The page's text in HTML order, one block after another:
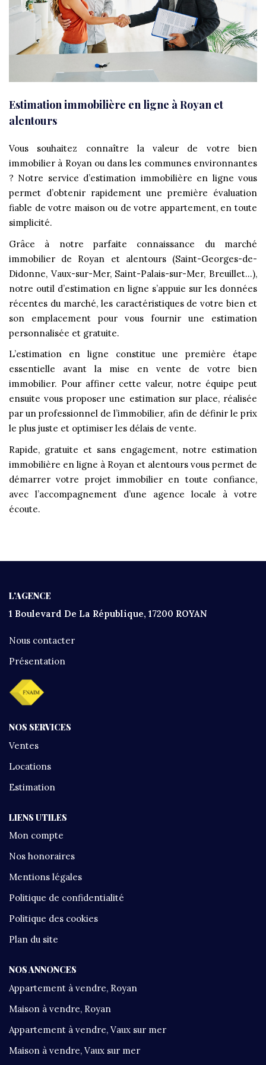
Estimation immobilière en ligne à Royan et
alentours
Vous souhaitez connaître la valeur de votre bien
immobilier à Royan ou dans les communes environnantes
? Notre service d’estimation immobilière en ligne vous
permet d’obtenir rapidement une première évaluation
fiable de votre maison ou de votre appartement, en toute
simplicité.
Grâce à notre parfaite connaissance du marché
immobilier de Royan et alentours (Saint-Georges-de-
Didonne, Vaux-sur-Mer, Saint-Palais-sur-Mer, Breuillet…),
notre outil d’estimation en ligne s’appuie sur les données
récentes du marché, les caractéristiques de votre bien et
son emplacement pour vous fournir une estimation
personnalisée et gratuite.
L’estimation en ligne constitue une première étape
essentielle avant la mise en vente de votre bien
immobilier. Pour affiner cette valeur, notre équipe peut
ensuite vous proposer une estimation sur place, réalisée
par un professionnel de l’immobilier, afin de définir le prix
le plus juste et optimiser les délais de vente.
Rapide, gratuite et sans engagement, notre estimation
immobilière en ligne à Royan et alentours vous permet de
démarrer votre projet immobilier en toute confiance,
avec l’accompagnement d’une agence locale à votre
écoute.
L'AGENCE
1 Boulevard De La République, 17200 ROYAN
Nous contacter
Présentation
NOS SERVICES
Ventes
Locations
Estimation
LIENS UTILES
Mon compte
Nos honoraires
Mentions légales
Politique de confidentialité
Politique des cookies
Plan du site
NOS ANNONCES
Appartement à vendre, Royan
Maison à vendre, Royan
Appartement à vendre, Vaux sur mer
Maison à vendre, Vaux sur mer